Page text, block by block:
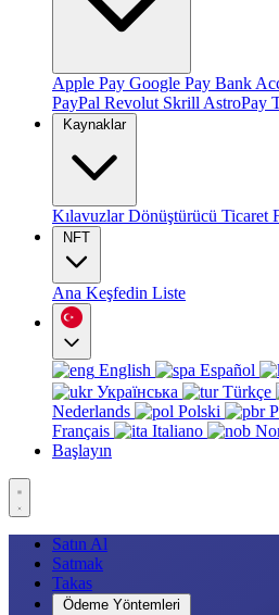
Apple Pay Google Pay Bank
PayPal Revolut Skrill AstroPay
Kaynaklar
KılavuzlarDönüştürücü Ticaret
NFT
Ana Keşfedin Liste
English Español
Українська
Türkçe
Nederlands
Polski
Français
Italiano
Başlayın
Satın Al
Satmak
Takas
Ödeme Yöntemleri